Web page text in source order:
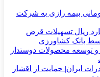
۵۰۰ میلیارد تومانی بیمه رازی به شرکت
۳۲ هزار میلیارد ریال تسهیلات قرض
بانک کشاورزی
توسعه محصولات دوستدار
صادرات ایران| حمایت از اقشار